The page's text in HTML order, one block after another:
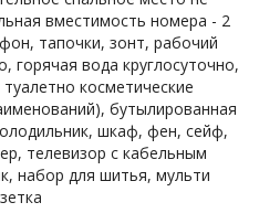
вместимость номера - 2
тапочки, зонт, рабочий
горячая вода круглосуточно,
косметические
бутылированная
шкаф, фен, сейф,
телевизор с кабельным
набор для шитья, мульти